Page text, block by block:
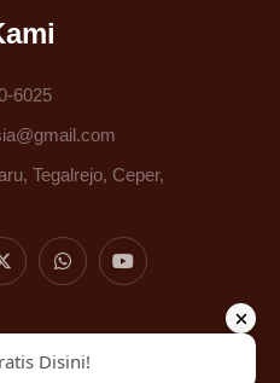
6025
Tegalrejo, Ceper,